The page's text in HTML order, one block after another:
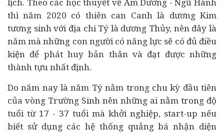
thì năm 2020 có thiên can Canh là dương Kim
tương sinh với địa chi Tý là dương Thủy, nên đây là
năm mà những con người có năng lực sẽ có đủ điều
kiện để phát huy bản thân và đạt được những
thành tựu nhất định.
Do năm nay là năm Tý nằm trong chu kỳ đầu tiên
của vòng Trường Sinh nên những ai nằm trong độ
tuổi từ 17 - 37 tuổi mà khởi nghiệp, start-up nếu
biết sử dụng các hệ thống quảng bá nhận diện